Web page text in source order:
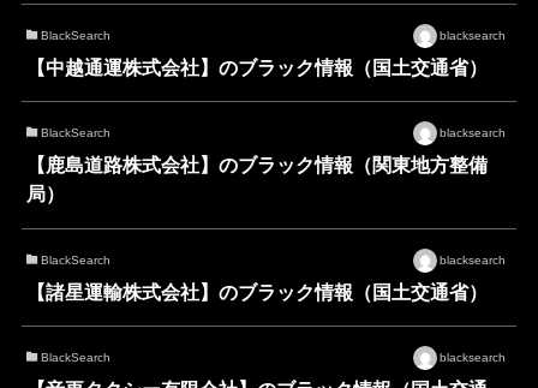
BlackSearch blacksearch
【中越通運株式会社】のブラック情報（国土交通省）
BlackSearch blacksearch
【鹿島道路株式会社】のブラック情報（関東地方整備
局）
BlackSearch blacksearch
【諸星運輸株式会社】のブラック情報（国土交通省）
BlackSearch blacksearch